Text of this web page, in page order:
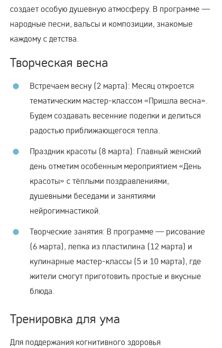
создает особую душевную атмосферу. В программе —
народные песни, вальсы и композиции, знакомые
каждому с детства.
Творческая весна
Встречаем весну (2 марта): Месяц откроется
тематическим мастер-классом «Пришла весна».
Будем создавать весенние поделки и делиться
радостью приближающегося тепла.
Праздник красоты (8 марта): Главный женский
день отметим особенным мероприятием «День
красоты» с тёплыми поздравлениями,
душевными беседами и занятиями
нейрогимнастикой.
Творческие занятия: В программе — рисование
(6 марта), лепка из пластилина (12 марта) и
кулинарные мастер-классы (5 и 10 марта), где
жители смогут приготовить простые и вкусные
блюда.
Тренировка для ума
Для поддержания когнитивного здоровья